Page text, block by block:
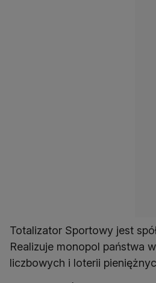
Totalizator Sportowy jest
Realizuje monopol państwa
liczbowych i loterii